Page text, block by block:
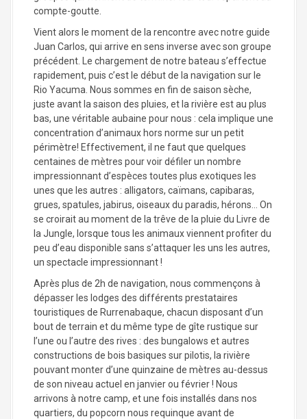
compte-goutte.
Vient alors le moment de la rencontre avec notre guide
Juan Carlos, qui arrive en sens inverse avec son groupe
précédent. Le chargement de notre bateau s’effectue
rapidement, puis c’est le début de la navigation sur le
Rio Yacuma. Nous sommes en fin de saison sèche,
juste avant la saison des pluies, et la rivière est au plus
bas, une véritable aubaine pour nous : cela implique une
concentration d’animaux hors norme sur un petit
périmètre! Effectivement, il ne faut que quelques
centaines de mètres pour voir défiler un nombre
impressionnant d’espèces toutes plus exotiques les
unes que les autres : alligators, caïmans, capibaras,
grues, spatules, jabirus, oiseaux du paradis, hérons… On
se croirait au moment de la trêve de la pluie du Livre de
la Jungle, lorsque tous les animaux viennent profiter du
peu d’eau disponible sans s’attaquer les uns les autres,
un spectacle impressionnant !
Après plus de 2h de navigation, nous commençons à
dépasser les lodges des différents prestataires
touristiques de Rurrenabaque, chacun disposant d’un
bout de terrain et du même type de gîte rustique sur
l’une ou l’autre des rives : des bungalows et autres
constructions de bois basiques sur pilotis, la rivière
pouvant monter d’une quinzaine de mètres au-dessus
de son niveau actuel en janvier ou février ! Nous
arrivons à notre camp, et une fois installés dans nos
quartiers, du popcorn nous requinque avant de